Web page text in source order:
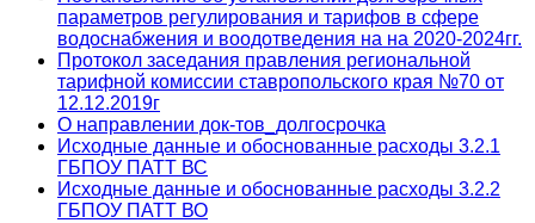
параметров регулирования и тарифов в сфере
водоснабжения и воодотведения на на 2020-2024гг.
Протокол заседания правления региональной
тарифной комиссии ставропольского края №70 от
12.12.2019г
О направлении док-тов_долгосрочка
Исходные данные и обоснованные расходы 3.2.1
ГБПОУ ПАТТ ВС
Исходные данные и обоснованные расходы 3.2.2
ГБПОУ ПАТТ ВО